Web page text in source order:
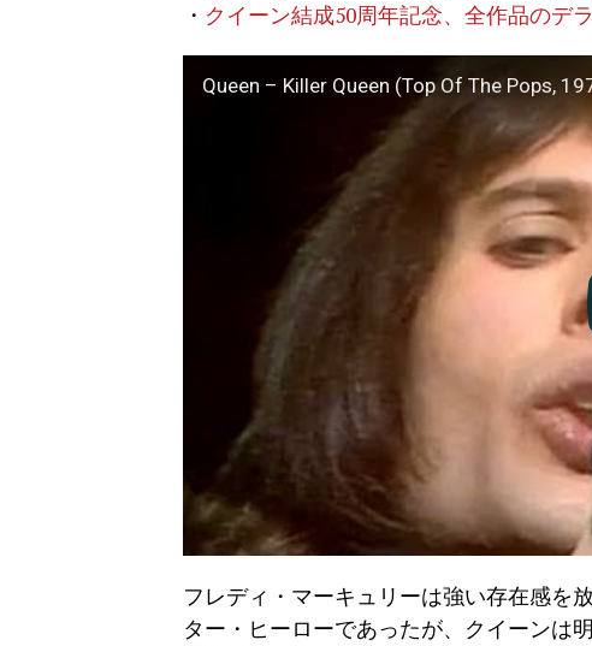
・ クイーン結成50周年記念、全作品のデ
Queen – Killer Queen (Top Of The Pops,
フレディ・マーキュリーは強い存在感を
ター・ヒーローであったが、クイーンは